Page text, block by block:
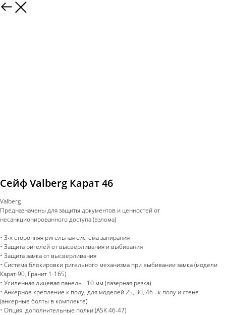
Сейф Valberg Карат 46
Valberg
Предназначены для защиты документов и ценностей от
несанкционированного доступа (взлома)
• 3-х сторонняя ригельная система запирания
• Защита ригелей от высверливания и выбивания
• Защита замка от высверливания
• Система блокировки ригельного механизма при выбивании замка (модели
Карат-90, Гранит 1-165)
• Усиленная лицевая панель - 10 мм (лазерная резка)
• Анкерное крепление к полу, для моделей 25, 30, 46 - к полу и стене
(анкерные болты в комплекте)
• Опция: дополнительные полки (ASK 46-47)